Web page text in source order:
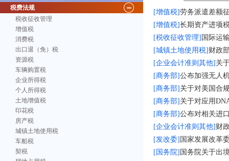
税费法规
税收征收管理
增值税
消费税
出口退（免）税
资源税
车辆购置税
企业所得税
个人所得税
土地增值税
印花税
房产税
城镇土地使用税
车船税
契税
[增值税]劳务派遣差额
[增值税]长期资产进项
[税收征收管理] 国际运
[城镇土地使用税] 财政
[企业会计准则其他] 关
[商务部]公布加强无人
[商务部] 关于对美国合
[商务部] 关于对应用
[商务部]公布对相关进
[企业会计准则其他] 财
[发改委] 国家发展改革
[国务院] 国务院关于出